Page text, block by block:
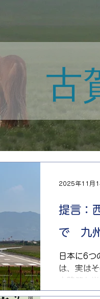
古
提言：
で 九
日本に6つ
は、実は
走路等も
れれば、
2025年11月